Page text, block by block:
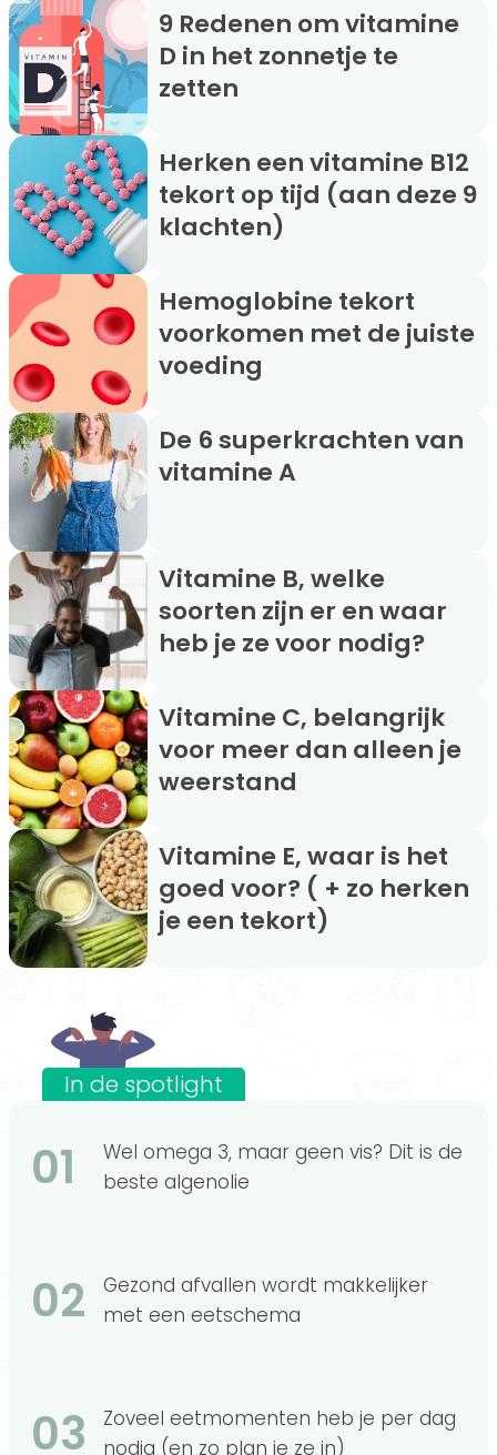
9 Redenen om vitamine
D in het zonnetje te
zetten
Herken een vitamine B12
tekort op tijd (aan deze 9
klachten)
Hemoglobine tekort
voorkomen met de juiste
voeding
De 6 superkrachten van
vitamine A
Vitamine B, welke
soorten zijn er en waar
heb je ze voor nodig?
Vitamine C, belangrijk
voor meer dan alleen je
weerstand
Vitamine E, waar is het
goed voor? ( + zo herken
je een tekort)
In de spotlight
01
Wel omega 3, maar geen vis? Dit is de
beste algenolie
02
Gezond afvallen wordt makkelijker
met een eetschema
03
Zoveel eetmomenten heb je per dag
nodig (en zo plan je ze in)